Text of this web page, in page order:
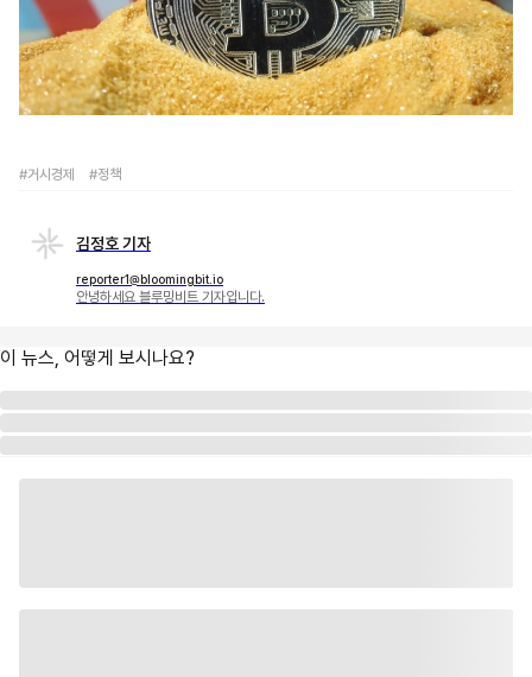
#거시경제 #정책
김정호 기자
reporter1@bloomingbit.io
안녕하세요 블루밍비트 기자입니다.
이 뉴스, 어떻게 보시나요?